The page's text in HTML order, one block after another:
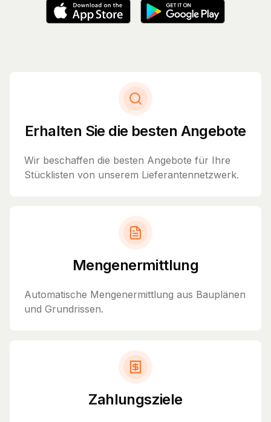
Erhalten Sie die besten Angebote
Wir beschaffen die besten Angebote für Ihre
Stücklisten von unserem Lieferantennetzwerk.
Mengenermittlung
Automatische Mengenermittlung aus Bauplänen
und Grundrissen.
Zahlungsziele